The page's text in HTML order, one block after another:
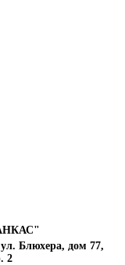
ул. Блюхера, дом 77,
2